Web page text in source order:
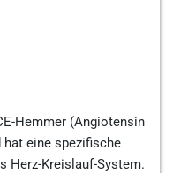
Hemmer (Angiotensin
hat eine spezifische
Herz-Kreislauf-System.